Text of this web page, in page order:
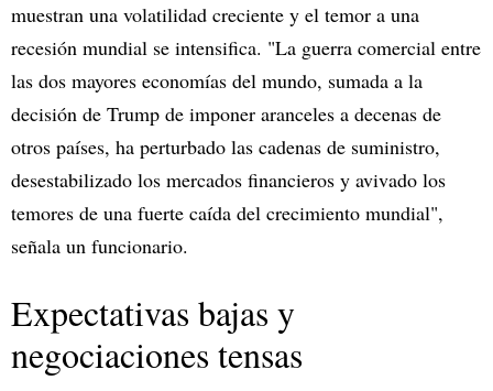
muestran una volatilidad creciente y el temor a una
recesión mundial se intensifica. "La guerra comercial entre
las dos mayores economías del mundo, sumada a la
decisión de Trump de imponer aranceles a decenas de
otros países, ha perturbado las cadenas de suministro,
desestabilizado los mercados financieros y avivado los
temores de una fuerte caída del crecimiento mundial",
señala un funcionario.
Expectativas bajas y
negociaciones tensas